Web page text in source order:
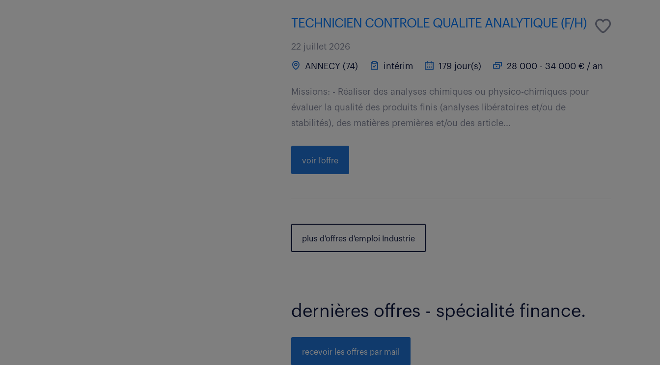
TECHNICIEN CONTROLE QUALITE ANALYTIQUE (F/H)
22 juillet 2026
ANNECY (74) intérim 179 jour(s) 28 000 - 34 000 € / an
Missions: - Réaliser des analyses chimiques ou physico-chimiques pour
évaluer la qualité des produits finis (analyses libératoires et/ou de
stabilités), des matières premières et/ou des article...
voir l'offre
plus d'offres d'emploi Industrie
dernières offres - spécialité finance.
recevoir les offres par mail